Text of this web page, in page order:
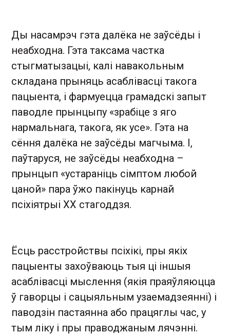
Ды насамрэч гэта далёка не заўсёды і
неабходна. Гэта таксама частка
стыгматызацыі, калі навакольным
складана прыняць асаблівасці такога
пацыента, і фармуецца грамадскі запыт
паводле прынцыпу «зрабіце з яго
нармальнага, такога, як усе». Гэта на
сёння далёка не заўсёды магчыма. І,
паўтаруся, не заўсёды неабходна –
прынцып «устараніць сімптом любой
цаной» пара ўжо пакінуць карнай
псіхіятрыі XX стагоддзя.
Ёсць расстройствы псіхікі, пры якіх
пацыенты захоўваюць тыя ці іншыя
асаблівасці мыслення (якія праяўляюцца
ў гаворцы і сацыяльным узаемадзеянні) і
паводзін пастаянна або працяглы час, у
тым ліку і пры праводжаным лячэнні.